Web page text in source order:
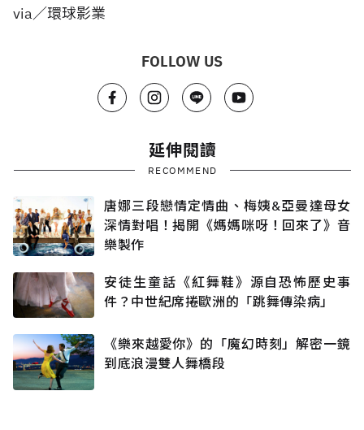
via／環球影業
FOLLOW US
延伸閱讀
RECOMMEND
唐娜三段戀情定情曲、梅姨&亞曼達母女
深情對唱！揭開《媽媽咪呀！回來了》音
樂製作
安徒生童話《紅舞鞋》源自恐怖歷史事
件？中世紀席捲歐洲的「跳舞傳染病」
《樂來越愛你》的「魔幻時刻」解密一鏡
到底浪漫雙人舞橋段